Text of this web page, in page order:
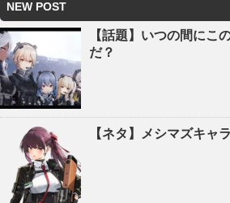
NEW POST
【話題】いつの間にこ
だ？
【ネタ】メシマズキャ